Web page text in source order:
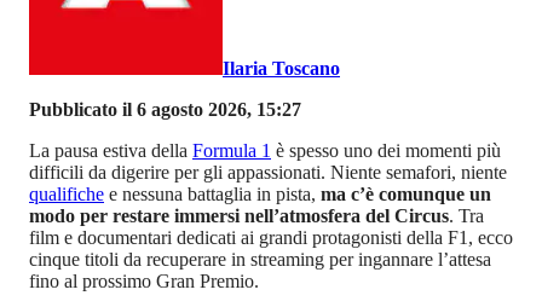
Ilaria Toscano
Pubblicato il 6 agosto 2026, 15:27
La pausa estiva della Formula 1 è spesso uno dei momenti più
difficili da digerire per gli appassionati. Niente semafori, niente
qualifiche e nessuna battaglia in pista, ma c’è comunque un
modo per restare immersi nell’atmosfera del Circus. Tra
film e documentari dedicati ai grandi protagonisti della F1, ecco
cinque titoli da recuperare in streaming per ingannare l’attesa
fino al prossimo Gran Premio.